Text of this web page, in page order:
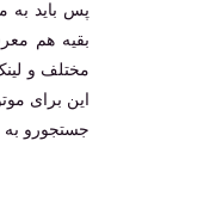
پس باید به
بقیه هم
مختلف و
این برای
جستجورو